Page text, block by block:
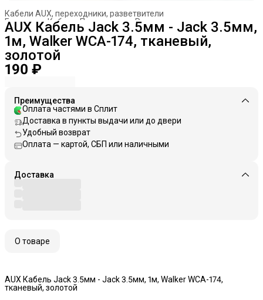
Кабели AUX, переходники, разветвители
Кабели. Переходники. Разветвители ›
Главная ›
AUX Кабель Jack 3.5мм - Jack 3.5мм,
1м, Walker WCA-174, тканевый,
золотой
190 ₽
Преимущества
Оплата частями в Сплит
Доставка в пункты выдачи или до двери
Удобный возврат
Оплата — картой, СБП или наличными
Доставка
О товаре
AUX Кабель Jack 3.5мм - Jack 3.5мм, 1м, Walker WCA-174,
тканевый, золотой